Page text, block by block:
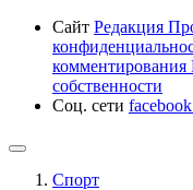
Сайт Редакция
комментирования
собственности
Соц. сети facebook
Спорт